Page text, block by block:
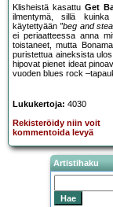
Klisheistä kasattuGet
ilmentymä, sillä
käytettyään ”beg and
ei periaatteessa anna
toistaneet, mutta
puristettua aineksista
hipovat pienet ideat
vuoden blues rock
Lukukertoja: 4030
Rekisteröidy niin voit
kommentoida levyä
Artistihaku